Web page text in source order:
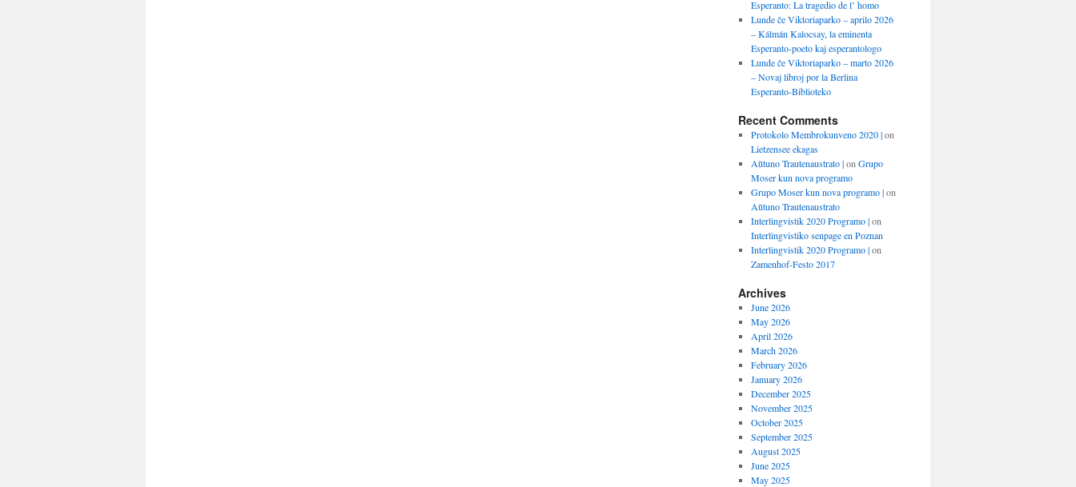
Esperanto: La tragedio de l’ homo
Lunde ĉe Viktoriaparko – aprilo 2026
– Kálmán Kalocsay, la eminenta
Esperanto-poeto kaj esperantologo
Lunde ĉe Viktoriaparko – marto 2026
– Novaj libroj por la Berlina
Esperanto-Biblioteko
Recent Comments
Protokolo Membrokunveno 2020 |on
Lietzensee ekagas
Aŭtuno Trautenaustrato |on Grupo
Moser kun nova programo
Grupo Moser kun nova programo |on
Aŭtuno Trautenaustrato
Interlingvistik 2020 Programo |on
Interlingvistiko senpage en Poznan
Interlingvistik 2020 Programo |on
Zamenhof-Festo 2017
Archives
June 2026
May 2026
April 2026
March 2026
February 2026
January 2026
December 2025
November 2025
October 2025
September 2025
August 2025
June 2025
May 2025